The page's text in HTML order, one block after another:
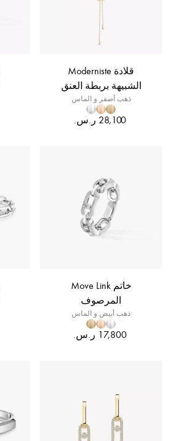
قلادة Moderniste
الشبيهة بربطة العنق
ذهب أصفر و الماس
‏28,100 ر.س.‏
خاتم Move Link
المرصوف
ذهب أبيض و الماس
‏17,800 ر.س.‏